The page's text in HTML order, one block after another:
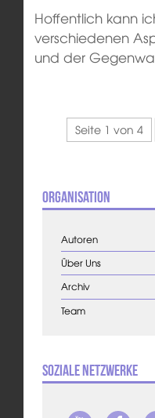
Hoffentlich kann
verschiedenen
und der
Seite 1 von 4
Organisation
Autoren
Über Uns
Archiv
Team
Soziale Netzwerke